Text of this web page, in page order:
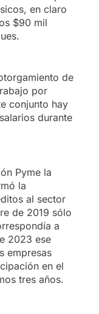
en claro
$90 mil
de
por
conjunto hay
durante
Pyme la
la
al sector
de 2019 sólo
a
2023 ese
empresas
en el
tres años.